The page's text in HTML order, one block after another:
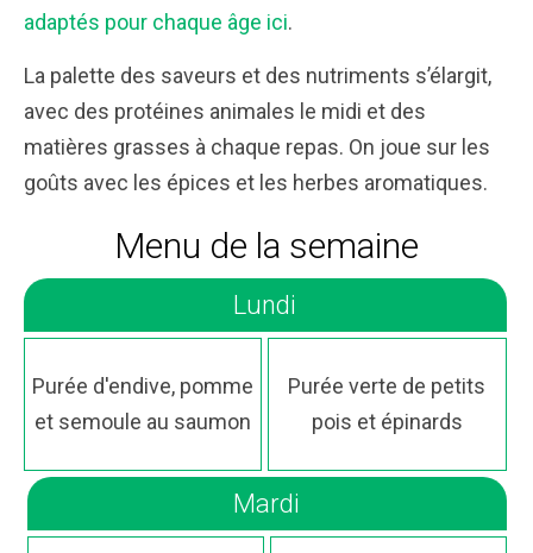
adaptés pour chaque âge ici.
La palette des saveurs et des nutriments s’élargit,
avec des protéines animales le midi et des
matières grasses à chaque repas. On joue sur les
goûts avec les épices et les herbes aromatiques.
Menu de la semaine
Lundi
Purée d'endive, pomme
et semoule au saumon
Purée verte de petits
pois et épinards
Mardi